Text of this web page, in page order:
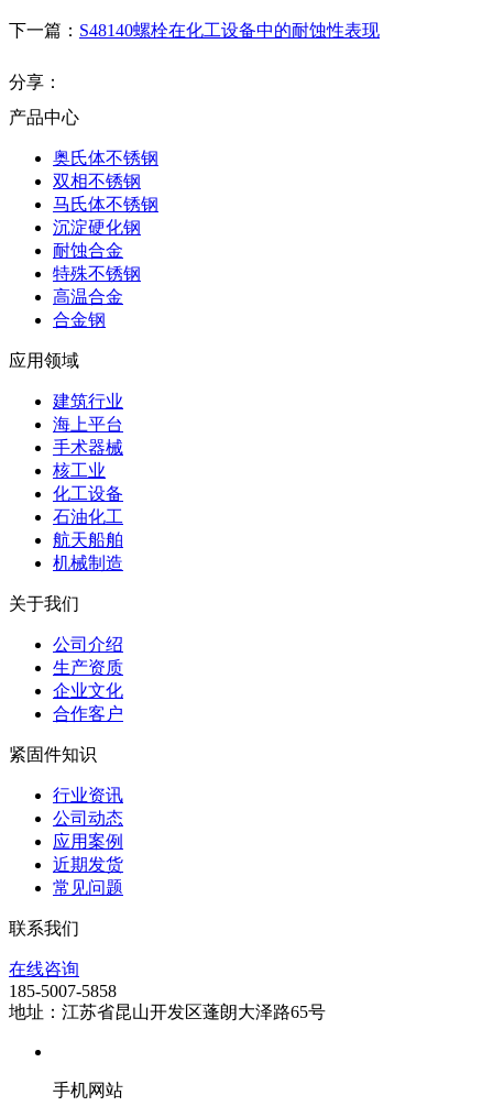
下一篇： S48140螺栓在化工设备中的耐蚀性表现
分享：
产品中心
奥氏体不锈钢
双相不锈钢
马氏体不锈钢
沉淀硬化钢
耐蚀合金
特殊不锈钢
高温合金
合金钢
应用领域
建筑行业
海上平台
手术器械
核工业
化工设备
石油化工
航天船舶
机械制造
关于我们
公司介绍
生产资质
企业文化
合作客户
紧固件知识
行业资讯
公司动态
应用案例
近期发货
常见问题
联系我们
在线咨询
185-5007-5858
地址：江苏省昆山开发区蓬朗大泽路65号
手机网站